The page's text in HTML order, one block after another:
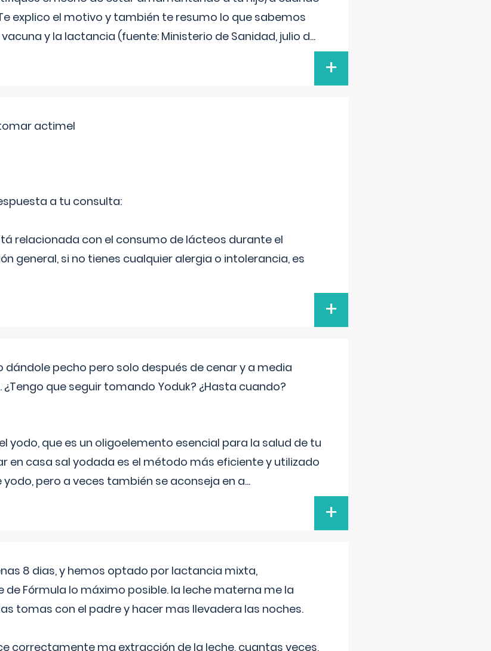
explico el motivo y también te resumo lo que sabemos
y la lactancia (fuente: Ministerio de Sanidad, julio d...
+
actimel
a tu consulta:
relacionada con el consumo de lácteos durante el
general, si no tienes cualquier alergia o intolerancia, es
+
dándole pecho pero solo después de cenar y a media
que seguir tomando Yoduk? ¿Hasta cuando?
yodo, que es un oligoelemento esencial para la salud de tu
en casa sal yodada es el método más eficiente y utilizado
pero a veces también se aconseja en a...
+
8 dias, y hemos optado por lactancia mixta,
de Fórmula lo máximo posible. la leche materna me la
tomas con el padre y hacer mas llevadera las noches.
correctamente ma extracción de la leche, cuantas veces,